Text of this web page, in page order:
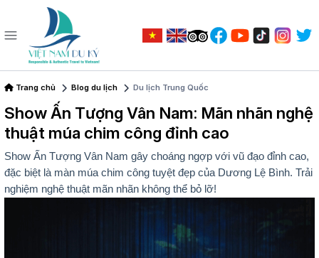
Trang chủ Blog du lịch Du lịch Trung Quốc
Show Ấn Tượng Vân Nam: Mãn nhãn nghệ
thuật múa chim công đỉnh cao
Show Ấn Tượng Vân Nam gây choáng ngợp với vũ đạo đỉnh cao,
đặc biệt là màn múa chim công tuyệt đẹp của Dương Lệ Bình. Trải
nghiệm nghệ thuật mãn nhãn không thể bỏ lỡ!